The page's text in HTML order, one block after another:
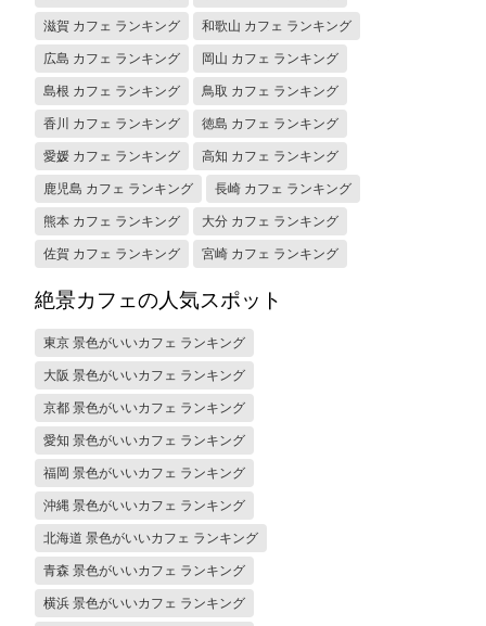
滋賀 カフェ ランキング 和歌山 カフェ ランキング
広島 カフェ ランキング 岡山 カフェ ランキング
島根 カフェ ランキング 鳥取 カフェ ランキング
香川 カフェ ランキング 徳島 カフェ ランキング
愛媛 カフェ ランキング 高知 カフェ ランキング
鹿児島 カフェ ランキング 長崎 カフェ ランキング
熊本 カフェ ランキング 大分 カフェ ランキング
佐賀 カフェ ランキング 宮崎 カフェ ランキング
絶景カフェの人気スポット
東京 景色がいいカフェ ランキング
大阪 景色がいいカフェ ランキング
京都 景色がいいカフェ ランキング
愛知 景色がいいカフェ ランキング
福岡 景色がいいカフェ ランキング
沖縄 景色がいいカフェ ランキング
北海道 景色がいいカフェ ランキング
青森 景色がいいカフェ ランキング
横浜 景色がいいカフェ ランキング